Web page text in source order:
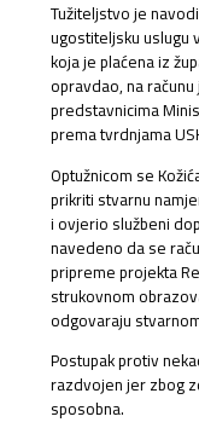
Tužiteljstvo je
ugostiteljsku uslugu
koja je plaćena iz
opravdao, na
predstavnicima
prema tvrdnjama
Optužnicom se
prikriti stvarnu
i ovjerio službeni
navedeno da se
pripreme projekta
strukovnom
odgovaraju
Postupak protiv
razdvojen jer zbog
sposobna.